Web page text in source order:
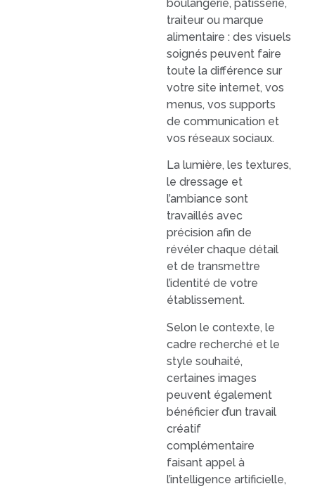
boulangerie, pâtisserie,
traiteur ou marque
alimentaire : des visuels
soignés peuvent faire
toute la différence sur
votre site internet, vos
menus, vos supports
de communication et
vos réseaux sociaux.
La lumière, les textures,
le dressage et
l’ambiance sont
travaillés avec
précision afin de
révéler chaque détail
et de transmettre
l’identité de votre
établissement.
Selon le contexte, le
cadre recherché et le
style souhaité,
certaines images
peuvent également
bénéficier d’un travail
créatif
complémentaire
faisant appel à
l’intelligence artificielle,